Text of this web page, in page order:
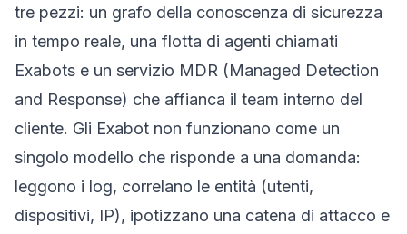
tre pezzi: un grafo della conoscenza di sicurezza
in tempo reale, una flotta di agenti chiamati
Exabots e un servizio MDR (Managed Detection
and Response) che affianca il team interno del
cliente. Gli Exabot non funzionano come un
singolo modello che risponde a una domanda:
leggono i log, correlano le entità (utenti,
dispositivi, IP), ipotizzano una catena di attacco e